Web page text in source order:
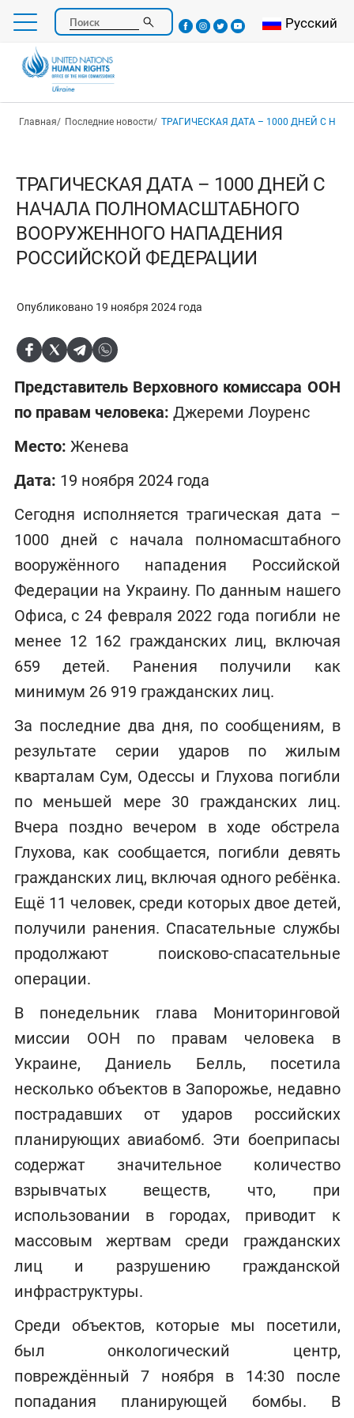
Перейти
основному
содержанию
Поиск Select your
Русский
Строка навигации
Главная Последние новости ТРАГИЧЕСКАЯ ДАТА – 1000 ДНЕЙ С НАЧАЛА ПОЛНОМАСШТАБНОГО
ТРАГИЧЕСКАЯ ДАТА – 1000 ДНЕЙ С
НАЧАЛА ПОЛНОМАСШТАБНОГО
ВООРУЖЕННОГО НАПАДЕНИЯ
РОССИЙСКОЙ ФЕДЕРАЦИИ
Опубликовано 19 ноября 2024 года
Представитель Верховного комиссара ООН
по правам человека: Джереми Лоуренс
Место: Женева
Дата: 19 ноября 2024 года
Сегодня исполняется трагическая дата –
1000 дней с начала полномасштабного
вооружённого нападения Российской
Федерации на Украину. По данным нашего
Офиса, с 24 февраля 2022 года погибли не
менее 12 162 гражданских лиц, включая
659 детей. Ранения получили как
минимум 26 919 гражданских лиц.
За последние два дня, по сообщениям, в
результате серии ударов по жилым
кварталам Сум, Одессы и Глухова погибли
по меньшей мере 30 гражданских лиц.
Вчера поздно вечером в ходе обстрела
Глухова, как сообщается, погибли девять
гражданских лиц, включая одного ребёнка.
Ещё 11 человек, среди которых двое детей,
получили ранения. Спасательные службы
продолжают поисково-спасательные
операции.
В понедельник глава Мониторинговой
миссии ООН по правам человека в
Украине, Даниель Белль, посетила
несколько объектов в Запорожье, недавно
пострадавших от ударов российских
планирующих авиабомб. Эти боеприпасы
содержат значительное количество
взрывчатых веществ, что, при
использовании в городах, приводит к
массовым жертвам среди гражданских
лиц и разрушению гражданской
инфраструктуры.
Среди объектов, которые мы посетили,
был онкологический центр,
повреждённый 7 ноября в 14:30 после
попадания планирующей бомбы. В